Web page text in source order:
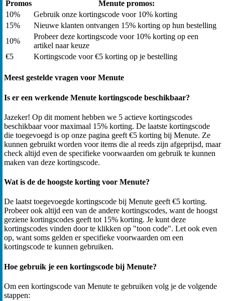
Promos
Menute promos:
10%
Gebruik onze kortingscode voor 10% korting
15%
Nieuwe klanten ontvangen 15% korting op hun bestelling
10%
Probeer deze kortingscode voor 10% korting op een
artikel naar keuze
€5
Kortingscode voor €5 korting op je bestelling
Meest gestelde vragen voor Menute
Is er een werkende Menute kortingscode beschikbaar?
Jazeker! Op dit moment hebben we 5 actieve kortingscodes
beschikbaar voor maximaal 15% korting. De laatste kortingscode
die toegevoegd is op onze pagina geeft €5 korting bij Menute. Ze
kunnen gebruikt worden voor items die al reeds zijn afgeprijsd, maar
check altijd even de specifieke voorwaarden om gebruik te kunnen
maken van deze kortingscode.
Wat is de de hoogste korting voor Menute?
De laatst toegevoegde kortingscode bij Menute geeft €5 korting.
Probeer ook altijd een van de andere kortingscodes, want de hoogst
geziene kortingscodes geeft tot 15% korting. Je kunt deze
kortingscodes vinden door te klikken op "toon code". Let ook even
op, want soms gelden er specifieke voorwaarden om een
kortingscode te kunnen gebruiken.
Hoe gebruik je een kortingscode bij Menute?
Om een kortingscode van Menute te gebruiken volg je de volgende
stappen: